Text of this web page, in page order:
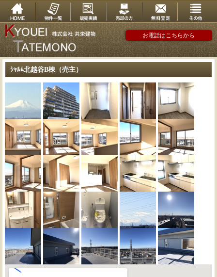
お電話はこちらから
ｼｬﾙﾑ北越谷B棟（売主）